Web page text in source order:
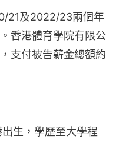
21及2022/23兩個年
香港體育學院有限公
支付被告薪金總額約
生，學歷至大學程